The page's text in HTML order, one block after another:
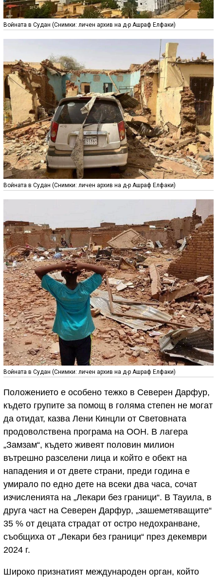
Войната в Судан (Снимки: личен архив на д-р Ашраф Елфаки)
Войната в Судан (Снимки: личен архив на д-р Ашраф Елфаки)
Войната в Судан (Снимки: личен архив на д-р Ашраф Елфаки)
Положението е особено тежко в Северен Дарфур,
където групите за помощ в голяма степен не могат
да отидат, казва Лени Кинцли от Световната
продоволствена програма на ООН. В лагера
„Замзам“, където живеят половин милион
вътрешно разселени лица и който е обект на
нападения и от двете страни, преди година е
умирало по едно дете на всеки два часа, сочат
изчисленията на „Лекари без граници“. В Тауила, в
друга част на Северен Дарфур, „зашеметяващите“
35 % от децата страдат от остро недохранване,
съобщиха от „Лекари без граници“ през декември
2024 г.
Широко признатият международен орган, който